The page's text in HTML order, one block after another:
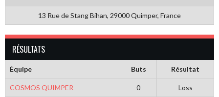
13 Rue de Stang Bihan, 29000 Quimper, France
RÉSULTATS
Équipe Buts Résultat
COSMOS QUIMPER 0 Loss